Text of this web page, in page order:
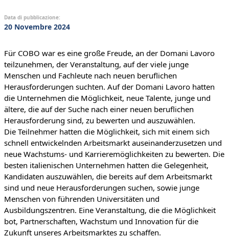
Data di pubblicazione:
20 Novembre 2024
Für COBO war es eine große Freude, an der Domani Lavoro
teilzunehmen, der Veranstaltung, auf der viele junge
Menschen und Fachleute nach neuen beruflichen
Herausforderungen suchten. Auf der Domani Lavoro hatten
die Unternehmen die Möglichkeit, neue Talente, junge und
ältere, die auf der Suche nach einer neuen beruflichen
Herausforderung sind, zu bewerten und auszuwählen.
Die Teilnehmer hatten die Möglichkeit, sich mit einem sich
schnell entwickelnden Arbeitsmarkt auseinanderzusetzen und
neue Wachstums- und Karrieremöglichkeiten zu bewerten. Die
besten italienischen Unternehmen hatten die Gelegenheit,
Kandidaten auszuwählen, die bereits auf dem Arbeitsmarkt
sind und neue Herausforderungen suchen, sowie junge
Menschen von führenden Universitäten und
Ausbildungszentren. Eine Veranstaltung, die die Möglichkeit
bot, Partnerschaften, Wachstum und Innovation für die
Zukunft unseres Arbeitsmarktes zu schaffen.